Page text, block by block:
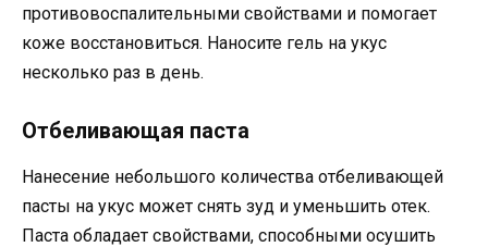
противовоспалительными свойствами и помогает
коже восстановиться. Наносите гель на укус
несколько раз в день.
Отбеливающая паста
Нанесение небольшого количества отбеливающей
пасты на укус может снять зуд и уменьшить отек.
Паста обладает свойствами, способными осушить